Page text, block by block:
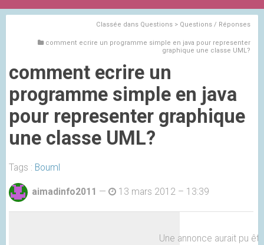
Classée dans Questions > Questions / Réponses
comment ecrire un programme simple en java pour representer
graphique une classe UML?
comment ecrire un
programme simple en java
pour representer graphique
une classe UML?
Tags : Bouml
aimadinfo2011 — 13 mars 2012 – 13:39
Une annonce aurait pu